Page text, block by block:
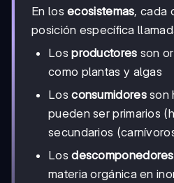
En losecosistemas, cada
posición específica
Losproductores son
como plantas y algas
Losconsumidoresson
pueden ser primarios
secundarios
Losdescomponedores
materia orgánica en